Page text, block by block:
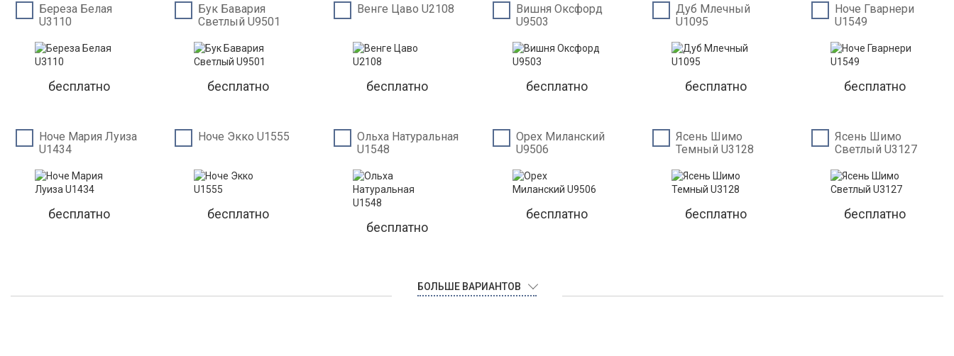
Береза Белая
U3110
бесплатно
Бук Бавария
Светлый U9501
бесплатно
Венге Цаво U2108
бесплатно
Вишня Оксфорд
U9503
бесплатно
Дуб Млечный
U1095
бесплатно
Ноче Гварнери
U1549
бесплатно
Ноче Мария Луиза
U1434
бесплатно
Ноче Экко U1555
бесплатно
Ольха Натуральная
U1548
бесплатно
Орех Миланский
U9506
бесплатно
Ясень Шимо
Темный U3128
бесплатно
Ясень Шимо
Светлый U3127
бесплатно
БОЛЬШЕ ВАРИАНТОВ